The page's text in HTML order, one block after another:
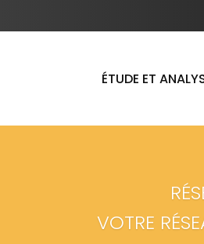
ÉTUDE ET
VOTRE